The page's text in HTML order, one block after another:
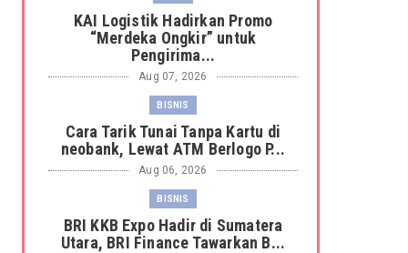
KAI Logistik Hadirkan Promo
“Merdeka Ongkir” untuk
Pengirima...
Aug 07, 2026
BISNIS
Cara Tarik Tunai Tanpa Kartu di
neobank, Lewat ATM Berlogo P...
Aug 06, 2026
BISNIS
BRI KKB Expo Hadir di Sumatera
Utara, BRI Finance Tawarkan B...